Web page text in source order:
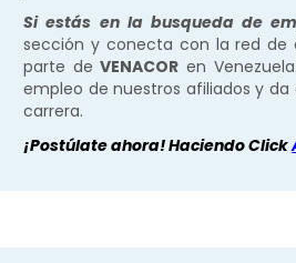
Si estás en la busqueda de
sección y conecta con la red de
parte deVENACOR en
empleo de nuestros afiliados y
carrera.
¡Postúlate ahora! Haciendo Click